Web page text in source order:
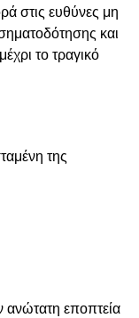
στις ευθύνες μη
και
το τραγικό
της
εποπτεία